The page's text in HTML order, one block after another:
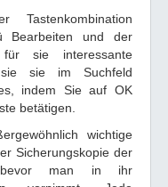
Bearbeiten und der
sie interessante
sie im Suchfeld
indem Sie auf OK
betätigen.
wichtige
Sicherungskopie der
bevor man in ihr